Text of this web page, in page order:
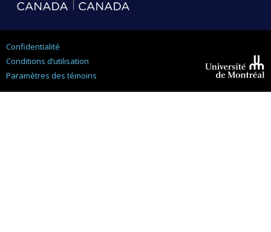
Confidentialité
Conditions d’utilisation
Paramètres des témoins
Montréal